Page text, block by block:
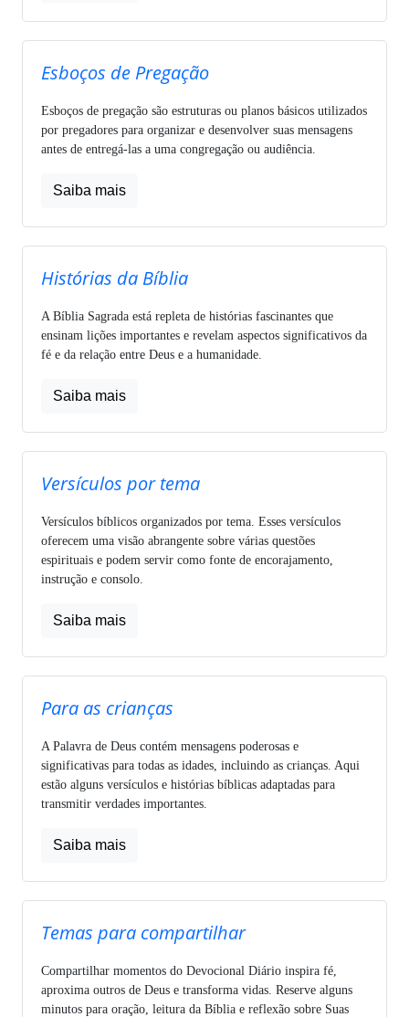
Esboços de Pregação
Esboços de pregação são estruturas ou planos básicos utilizados
por pregadores para organizar e desenvolver suas mensagens
antes de entregá-las a uma congregação ou audiência.
Saiba mais
Histórias da Bíblia
A Bíblia Sagrada está repleta de histórias fascinantes que
ensinam lições importantes e revelam aspectos significativos da
fé e da relação entre Deus e a humanidade.
Saiba mais
Versículos por tema
Versículos bíblicos organizados por tema. Esses versículos
oferecem uma visão abrangente sobre várias questões
espirituais e podem servir como fonte de encorajamento,
instrução e consolo.
Saiba mais
Para as crianças
A Palavra de Deus contém mensagens poderosas e
significativas para todas as idades, incluindo as crianças. Aqui
estão alguns versículos e histórias bíblicas adaptadas para
transmitir verdades importantes.
Saiba mais
Temas para compartilhar
Compartilhar momentos do Devocional Diário inspira fé,
aproxima outros de Deus e transforma vidas. Reserve alguns
minutos para oração, leitura da Bíblia e reflexão sobre Suas